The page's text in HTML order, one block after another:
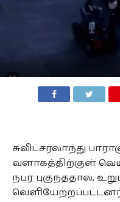
சுவிட்சர்லாந்து
வளாகத்திற்குள்
நபர் புகுந்ததால்,